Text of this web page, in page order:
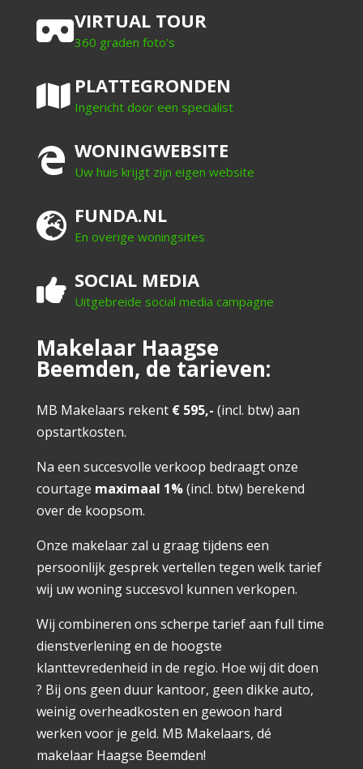
VIRTUAL TOUR
360 graden foto's
PLATTEGRONDEN
Ingericht door een specialist
WONINGWEBSITE
Uw huis krijgt zijn eigen website
FUNDA.NL
En overige woningsites
SOCIAL MEDIA
Uitgebreide social media campagne
Makelaar Haagse
Beemden, de tarieven:
MB Makelaars rekent € 595,- (incl. btw) aan
opstartkosten.
Na een succesvolle verkoop bedraagt onze
courtage maximaal 1%(incl. btw) berekend
over de koopsom.
Onze makelaar zal u graag tijdens een
persoonlijk gesprek vertellen tegen welk tarief
wij uw woning succesvol kunnen verkopen.
Wij combineren ons scherpe tarief aan full time
dienstverlening en de hoogste
klanttevredenheid in de regio. Hoe wij dit doen
? Bij ons geen duur kantoor, geen dikke auto,
weinig overheadkosten en gewoon hard
werken voor je geld. MB Makelaars, dé
makelaar Haagse Beemden!